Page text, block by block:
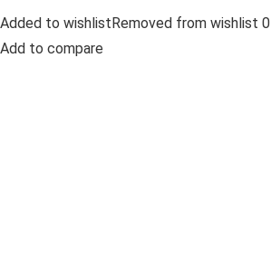
Added to wishlistRemoved from wishlist 0
Add to compare